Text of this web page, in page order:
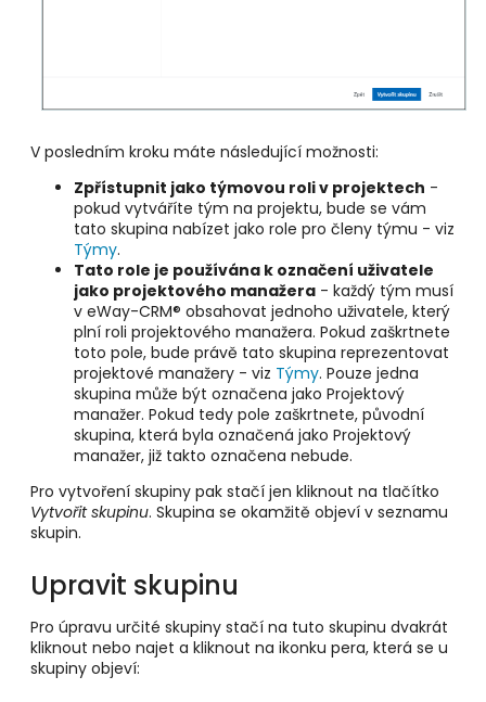
V posledním kroku máte následující možnosti:
Zpřístupnit jako týmovou roli v projektech -
pokud vytváříte tým na projektu, bude se vám
tato skupina nabízet jako role pro členy týmu - viz
Týmy.
Tato role je používána k označení uživatele
jako projektového manažera - každý tým musí
v eWay-CRM® obsahovat jednoho uživatele, který
plní roli projektového manažera. Pokud zaškrtnete
toto pole, bude právě tato skupina reprezentovat
projektové manažery - viz Týmy. Pouze jedna
skupina může být označena jako Projektový
manažer. Pokud tedy pole zaškrtnete, původní
skupina, která byla označená jako Projektový
manažer, již takto označena nebude.
Pro vytvoření skupiny pak stačí jen kliknout na tlačítko
Vytvořit skupinu. Skupina se okamžitě objeví v seznamu
skupin.
Upravit skupinu
Pro úpravu určité skupiny stačí na tuto skupinu dvakrát
kliknout nebo najet a kliknout na ikonku pera, která se u
skupiny objeví: